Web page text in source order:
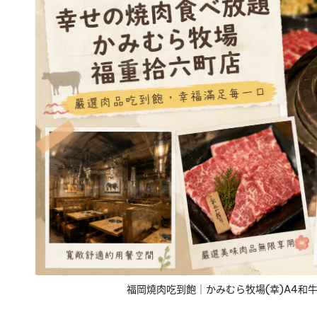
福岡燒肉吃到飽｜かみむら牧場(幸)A4和